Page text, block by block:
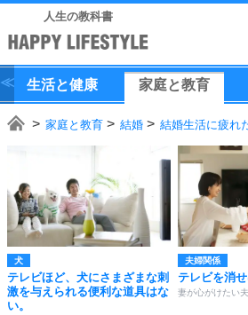
人生の教科書
生活と健康 家庭と教育
家庭と教育 結婚 結婚生活に疲れ
犬
テレビほど、犬にさまざまな刺
激を与えられる便利な道具はな
い。
夫婦関係
テレビを消せ
妻が心がけたい